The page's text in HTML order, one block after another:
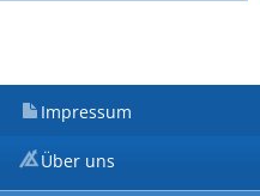
Impressum
Über uns